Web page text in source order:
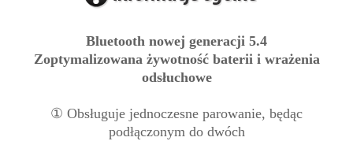
Bluetooth nowej generacji 5.4
Zoptymalizowana żywotność baterii i wrażenia
odsłuchowe
① Obsługuje jednoczesne parowanie, będąc
podłączonym do dwóch